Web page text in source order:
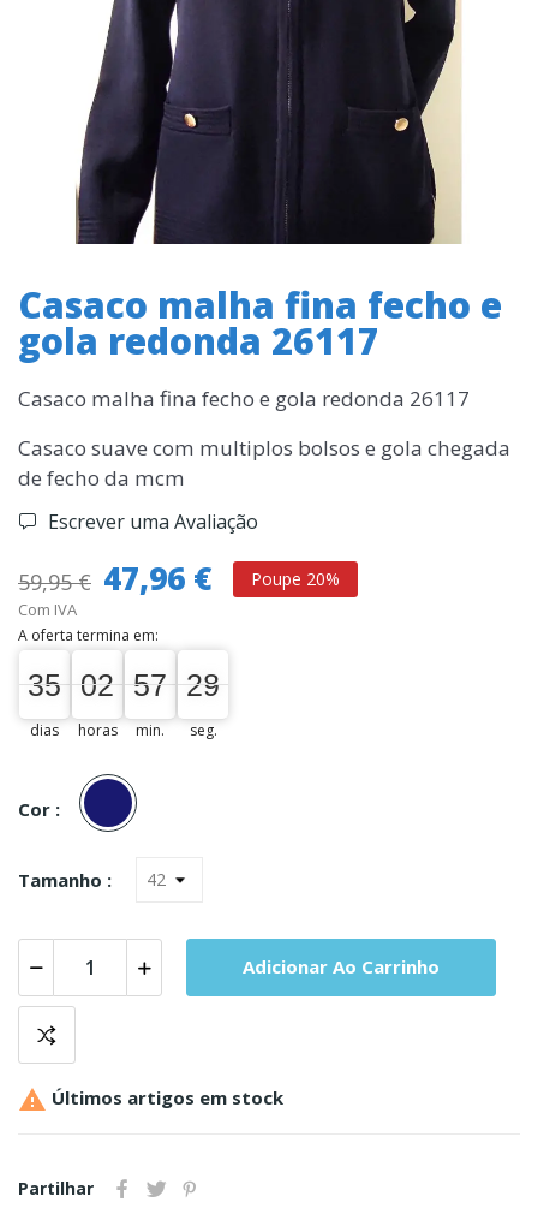
Casaco malha fina fecho e
gola redonda 26117
Casaco malha fina fecho e gola redonda 26117
Casaco suave com multiplos bolsos e gola chegada
de fecho da mcm
Escrever uma Avaliação
59,95 € 47,96 € Poupe 20%
Com IVA
A oferta termina em:
35
35
00
dias
02
02
00
horas
57
57
00
min.
28
28
29
seg.
Cor :
Marinho
Tamanho :
Adicionar Ao Carrinho
 Últimos artigos em stock
Partilhar